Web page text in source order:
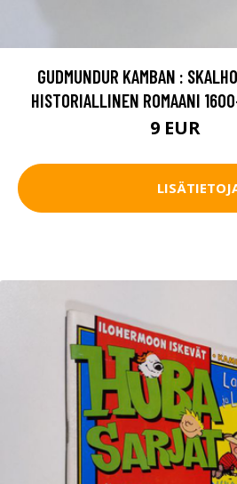
GUDMUNDUR KAMBAN :
HISTORIALLINEN ROMAANI
9 EUR